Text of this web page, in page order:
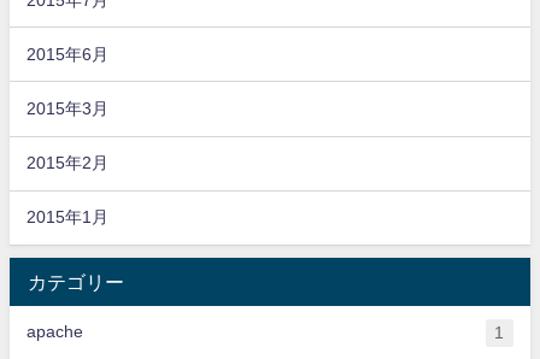
2015年6月
2015年3月
2015年2月
2015年1月
カテゴリー
apache 1